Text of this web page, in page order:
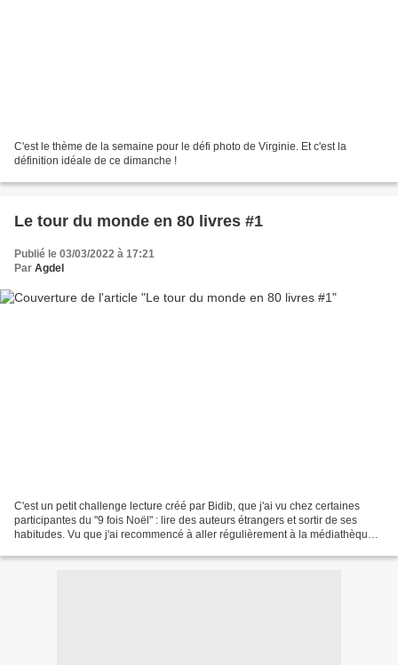
C'est le thème de la semaine pour le défi photo de Virginie. Et c'est la
définition idéale de ce dimanche !
Le tour du monde en 80 livres #1
Publié le 03/03/2022 à 17:21
Par Agdel
C'est un petit challenge lecture créé par Bidib, que j'ai vu chez certaines
participantes du "9 fois Noël" : lire des auteurs étrangers et sortir de ses
habitudes. Vu que j'ai recommencé à aller régulièrement à la médiathèque,